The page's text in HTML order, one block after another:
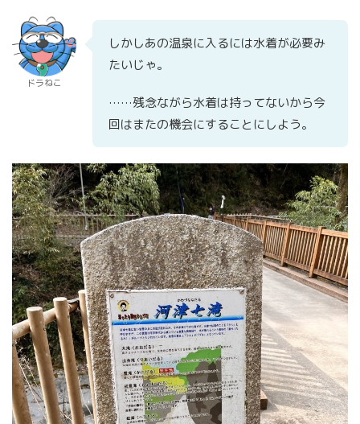
ドラねこ
しかしあの温泉に入るには水着が必要み
たいじゃ。
……残念ながら水着は持ってないから今
回はまたの機会にすることにしよう。